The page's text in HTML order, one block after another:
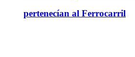
pertenecían al Ferrocarril